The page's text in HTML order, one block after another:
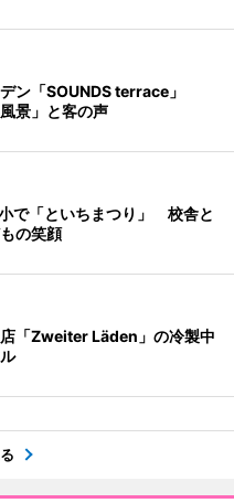
ン「SOUNDS terrace」
景」と客の声
で「といちまつり」 校舎と
の笑顔
「Zweiter Läden」の冷製中